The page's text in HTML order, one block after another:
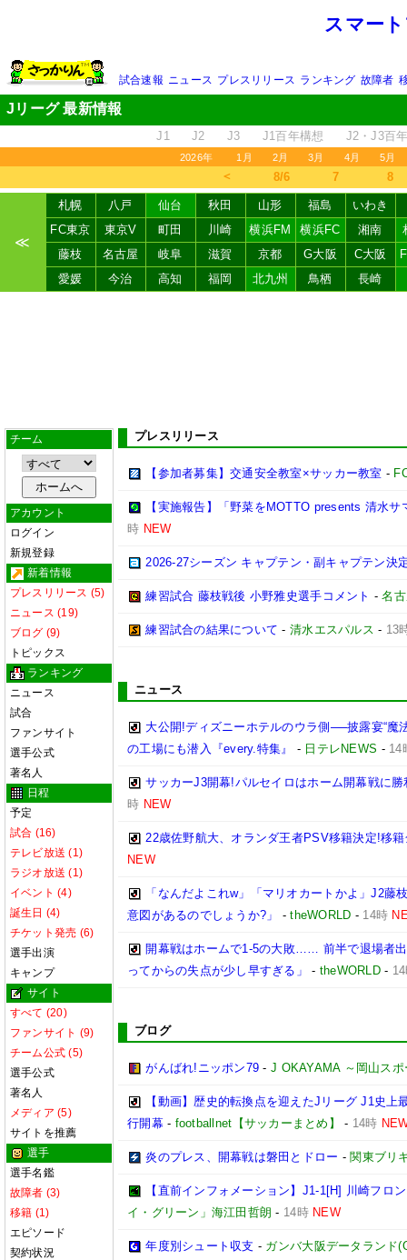
スマー
試合速報 ニュース プレスリリース ランキング 故障者
Jリーグ 最新情報
J1 J2 J3 J1百年構想 J2・J3百
2026年 1月 2月 3月 4月 5月
＜ 8/6 7 8
≪
札幌 八戸 仙台 秋田 山形 福島
いわき
FC東京
東京V 町田 川崎 横浜FM 横浜FC 湘南
藤枝
名古屋 岐阜 滋賀 京都 G大阪 C大阪
愛媛
今治 高知 福岡 北九州 鳥栖 長崎
チーム
アカウント
ログイン
新規登録
新着情報
プレスリリース (5)
ニュース (19)
ブログ (9)
トピックス
ランキング
ニュース
試合
ファンサイト
選手公式
著名人
日程
予定
試合 (16)
テレビ放送 (1)
ラジオ放送 (1)
イベント (4)
誕生日 (4)
チケット発売 (6)
選手出演
キャンプ
サイト
すべて (20)
ファンサイト (9)
チーム公式 (5)
選手公式
著名人
メディア (5)
サイトを推薦
選手
選手名鑑
故障者 (3)
移籍 (1)
エピソード
契約状況
プレスリリース
【参加者募集】交通安全教室×サッカー教室 -
【実施報告】「野菜をMOTTO presents 清水
時 NEW
2026-27シーズン キャプテン・副キャプテン決
練習試合 藤枝戦後 小野雅史選手コメント -名
練習試合の結果について -清水エスパルス - 13
ニュース
大公開!ディズニーホテルのウラ側──披露宴“魔
の工場にも潜入『every.特集』
- 日テレNEWS - 14
サッカーJ3開幕!パルセイロはホーム開幕戦に
時 NEW
22歳佐野航大、オランダ王者PSV移籍決定!移
NEW
「なんだよこれw」「マリオカートかよ」J2藤
意図があるのでしょうか?」
-theWORLD - 14時
開幕戦はホームで1-5の大敗…… 前半で退場者
ってからの失点が少し早すぎる」
- theWORLD-
ブログ
がんばれ!ニッポン79 -J OKAYAMA ～岡山ス
【動画】歴史的転換点を迎えたJリーグ J1史
行開幕- footballnet【サッカーまとめ】 - 14時
炎のプレス、開幕戦は磐田とドロー - 関東ブリ
【直前インフォメーション】J1-1[H] 川崎フロ
イ・グリーン」海江田哲朗 - 14時 NEW
年度別シュート収支 - ガンバ大阪データランド